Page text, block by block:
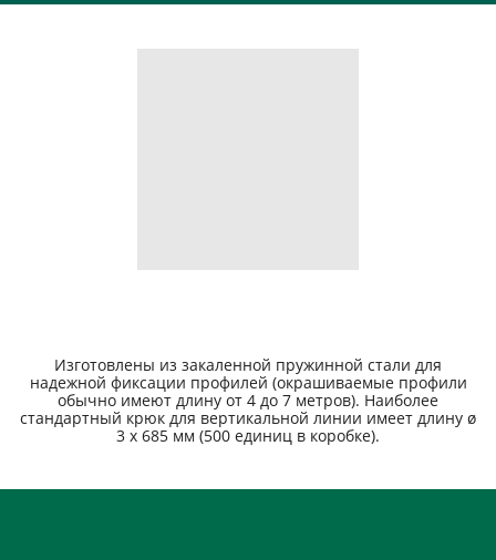
Изготовлены из закаленной пружинной стали для
надежной фиксации профилей (окрашиваемые профили
обычно имеют длину от 4 до 7 метров). Наиболее
стандартный крюк для вертикальной линии имеет длину ø
3 x 685 мм (500 единиц в коробке).